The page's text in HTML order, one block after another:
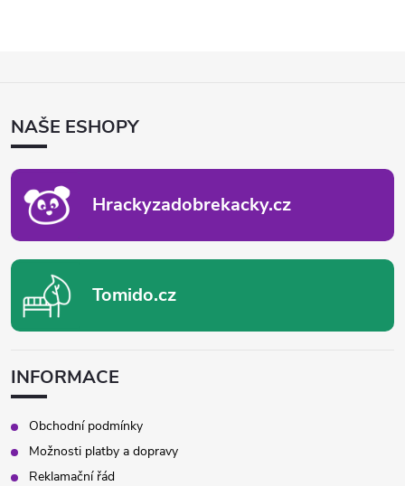
ANAŠE ESHOPY
Hrackyzadobrekacky.cz
Tomido.cz
INFORMACE
Obchodní podmínky
Možnosti platby a dopravy
Reklamační řád